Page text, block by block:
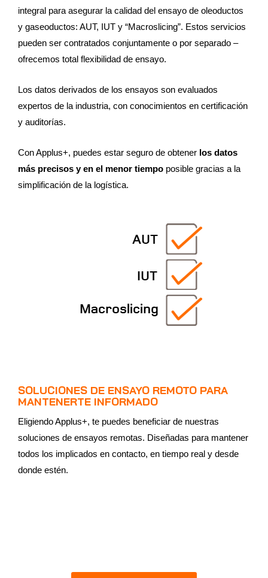
integral para asegurar la calidad del ensayo de oleoductos
y gaseoductos: AUT, IUT y “Macroslicing”. Estos servicios
pueden ser contratados conjuntamente o por separado –
ofrecemos total flexibilidad de ensayo.
Los datos derivados de los ensayos son evaluados
expertos de la industria, con conocimientos en certificación
y auditorías.
Con Applus+, puedes estar seguro de obtener los datos
más precisos y en el menor tiempo posible gracias a la
simplificación de la logística.
SOLUCIONES DE ENSAYO REMOTO PARA
MANTENERTE INFORMADO
Eligiendo Applus+, te puedes beneficiar de nuestras
soluciones de ensayos remotas. Diseñadas para mantener
todos los implicados en contacto, en tiempo real y desde
donde estén.